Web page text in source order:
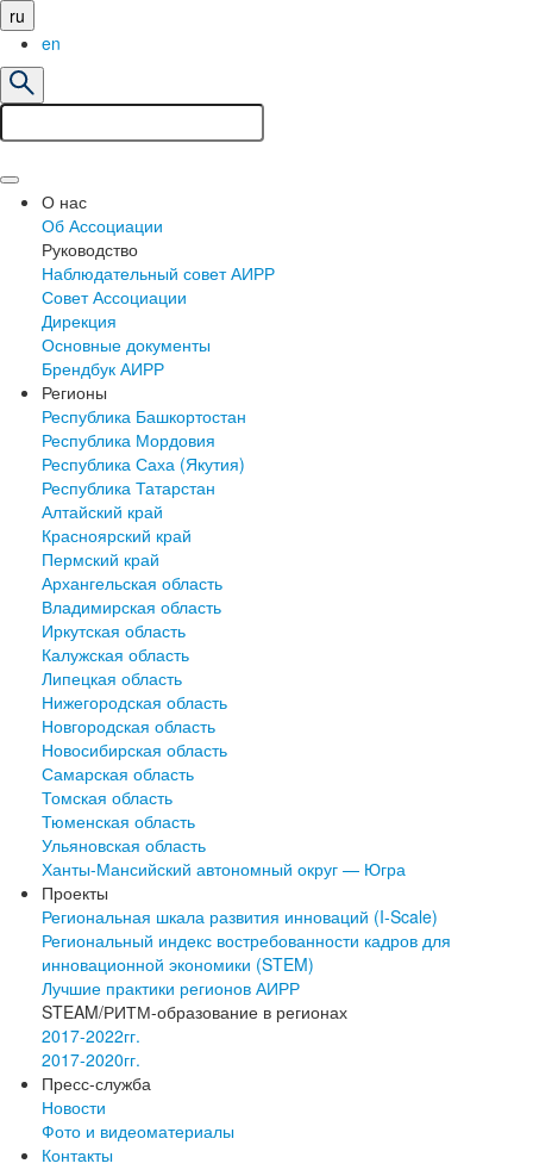
ru
en
О нас
Об Ассоциации
Руководство
Наблюдательный совет АИРР
Совет Ассоциации
Дирекция
Основные документы
Брендбук АИРР
Регионы
Республика Башкортостан
Республика Мордовия
Республика Саха (Якутия)
Республика Татарстан
Алтайский край
Красноярский край
Пермский край
Архангельская область
Владимирская область
Иркутская область
Калужская область
Липецкая область
Нижегородская область
Новгородская область
Новосибирская область
Самарская область
Томская область
Тюменская область
Ульяновская область
Ханты-Мансийский автономный округ — Югра
Проекты
Региональная шкала развития инноваций (I-Scale)
Региональный индекс востребованности кадров для
инновационной экономики (STEM)
Лучшие практики регионов АИРР
STEAM/РИТМ-образование в регионах
2017-2022гг.
2017-2020гг.
Пресс-служба
Новости
Фото и видеоматериалы
Контакты